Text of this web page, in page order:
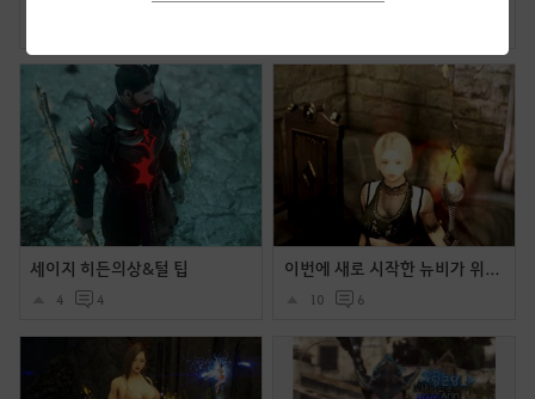
세이지 히든의상&털 팁
4 4
이번에 새로 시작한 뉴비가 위치 꾸며봤어요 ~ (워커홀릭+코코의상)
10 6